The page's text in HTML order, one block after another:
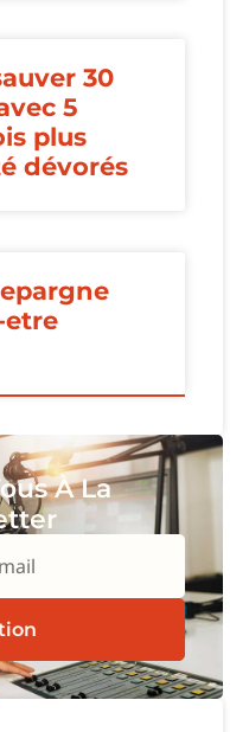
30
5
plus
dévorés
etre
À La